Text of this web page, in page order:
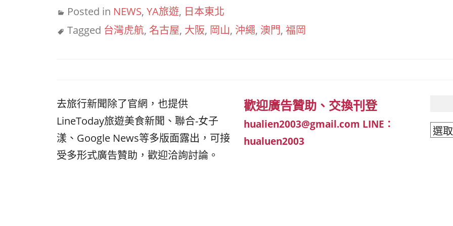
Posted in NEWS, YA旅遊, 日本東北
Tagged 台灣虎航, 名古屋, 大阪, 岡山, 沖繩, 澳門, 福岡
去旅行新聞除了官網，也提供
LineToday旅遊美食新聞、聯合-女子
漾、Google News等多版面露出，可接
受多形式廣告贊助，歡迎洽詢討論。
歡迎廣告贊助、交換刊登
hualien2003@gmail.com LINE：
hualuen2003
文